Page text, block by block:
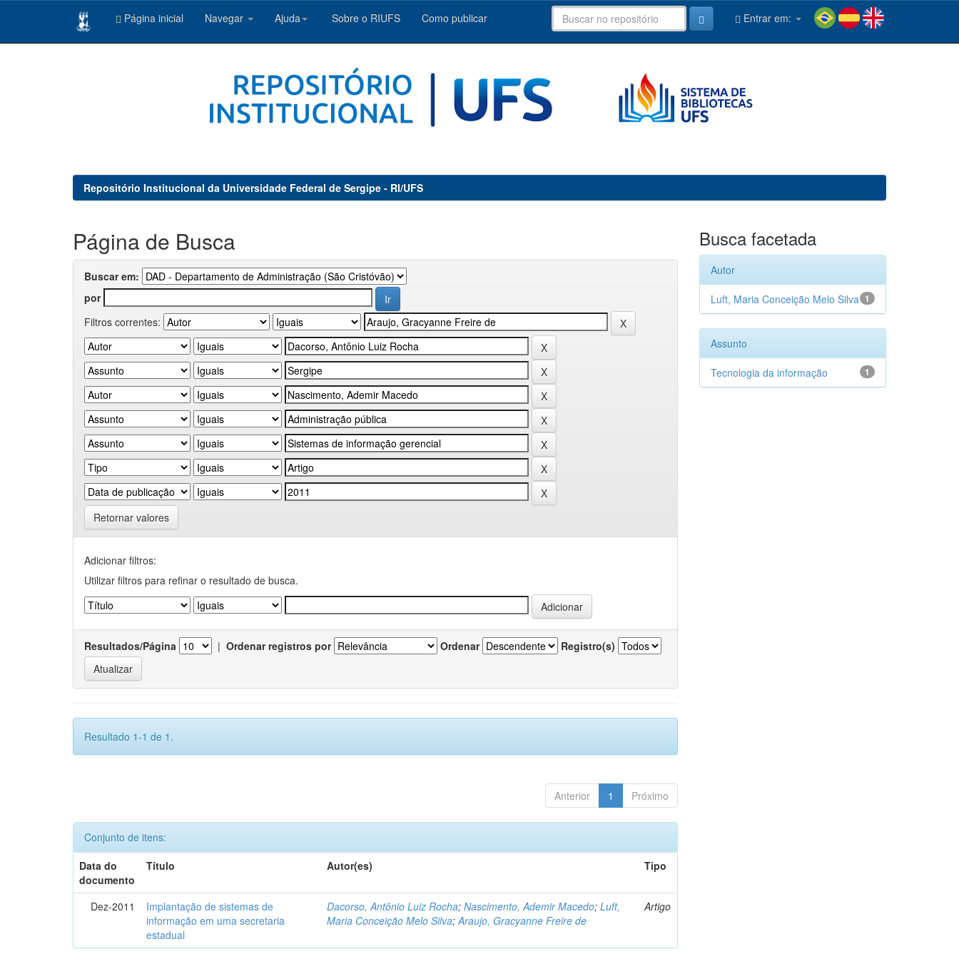
Página inicial Navegar Ajuda Sobre o RIUFS Como publicar Entrar em:
Repositório Institucional da Universidade Federal de Sergipe - RI/UFS
Página de Busca
Buscar em:
por
Filtros correntes:
Retornar valores
Adicionar filtros:
Utilizar filtros para refinar o resultado de busca.
Resultados/Página | Ordenar registros por Ordenar Registro(s)
Resultado 1-1 de 1.
Anterior 1 Próximo
Conjunto de itens:
Data do
documento
Título Autor(es) Tipo
Dez-2011
Implantação de sistemas de
informação em uma secretaria
estadual
Dacorso, Antônio Luiz Rocha;Nascimento, Ademir Macedo;Luft,
Maria Conceição Melo Silva;Araujo, Gracyanne Freire de
Artigo
Busca facetada
Autor
1
Luft, Maria Conceição Melo Silva
Assunto
1
Tecnologia da informação